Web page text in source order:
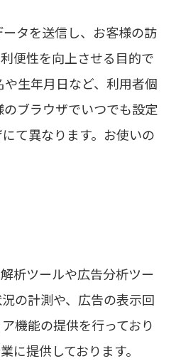
タを送信し、お客様の訪
便性を向上させる目的で
生年月日など、利用者個
ブラウザでいつでも設定
て異なります。お使いの
析ツールや広告分析ツー
の計測や、広告の表示回
機能の提供を行っており
提供しております。
施工事例
会社案内
代表メッセージ・経営理念
採用情報 TOP
新卒採用募集情報
一般採用募集情報